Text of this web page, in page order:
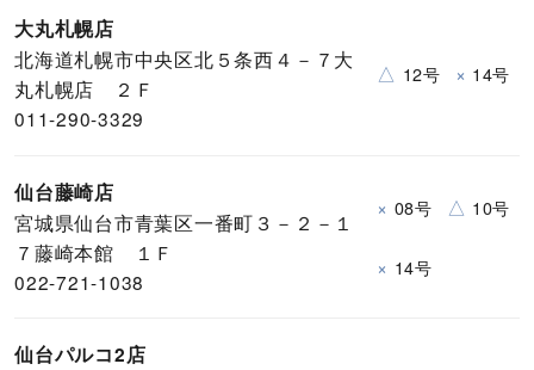
大丸札幌店
北海道札幌市中央区北５条西４－７大
丸札幌店 ２Ｆ
011-290-3329
△ 12号 × 14号
仙台藤崎店
宮城県仙台市青葉区一番町３－２－１
７藤崎本館 １Ｆ
022-721-1038
× 08号 △ 10号
× 14号
仙台パルコ2店